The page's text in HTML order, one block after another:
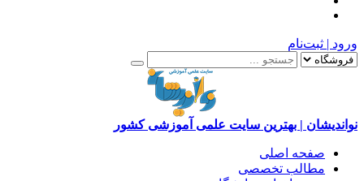
ورود | ثبت‌نام
نواندیشان | بهترین سایت علمی آموزشی کشور
صفحه اصلی
مطالب تخصصی